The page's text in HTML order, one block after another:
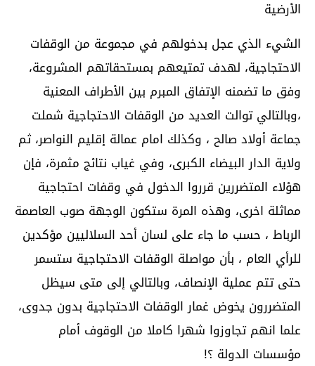
الأرضية
الشيء الذي عجل بدخولهم في مجموعة من الوقفات
الاحتجاجية، لهدف تمتيعهم بمستحقاتهم المشروعة،
وفق ما تضمنه الإتفاق المبرم بين الأطراف المعنية
،وبالتالي توالت العديد من الوقفات الاحتجاجية شملت
جماعة أولاد صالح ، وكذلك امام عمالة إقليم النواصر، ثم
ولاية الدار البيضاء الكبرى، وفي غياب نتائج مثمرة، فإن
هؤلاء المتضررين قرروا الدخول في وقفات احتجاجية
مماثلة اخرى، وهذه المرة ستكون الوجهة صوب العاصمة
الرباط ، حسب ما جاء على لسان أحد السلاليين مؤكدين
للرأي العام ، بأن مواصلة الوقفات الاحتجاجية ستسمر
حتى تتم عملية الإنصاف، وبالتالي إلى متى سيظل
المتضررون يخوض غمار الوقفات الاحتجاجية بدون جدوى،
علما انهم تجاوزوا شهرا كاملا من الوقوف أمام
مؤسسات الدولة ؟!